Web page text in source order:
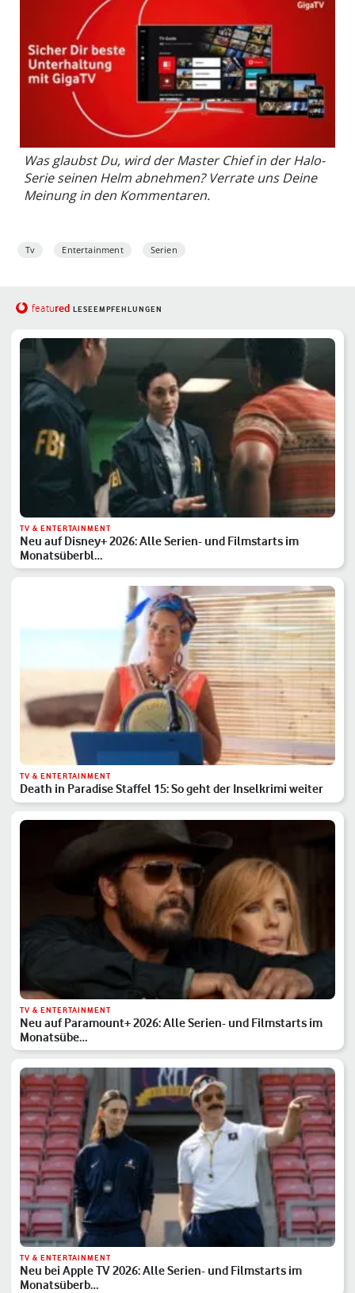
Was glaubst Du, wird der Master Chief in der Halo-
Serie seinen Helm abnehmen? Verrate uns Deine
Meinung in den Kommentaren.
Tv Entertainment Serien
featured LESEEMPFEHLUNGEN
TV & ENTERTAINMENT
Neu auf Disney+ 2026: Alle Serien- und Filmstarts im
Monatsüberbl…
TV & ENTERTAINMENT
Death in Paradise Staffel 15: So geht der Inselkrimi weiter
TV & ENTERTAINMENT
Neu auf Paramount+ 2026: Alle Serien- und Filmstarts im
Monatsübe…
TV & ENTERTAINMENT
Neu bei Apple TV 2026: Alle Serien- und Filmstarts im
Monatsüberb…